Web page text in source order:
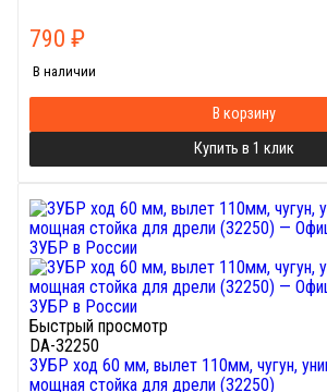
790 ₽
В наличии
В корзину
Купить в 1 клик
Быстрый просмотр
DA-32250
ЗУБР ход 60 мм, вылет 110мм, чугун,
мощная cтойка для дрели (32250)